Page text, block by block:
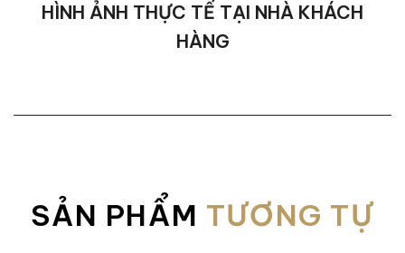
HÌNH ẢNH THỰC TẾ TẠI NHÀ KHÁCH
HÀNG
SẢN PHẨM TƯƠNG TỰ